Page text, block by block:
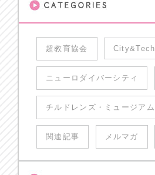
超教育協会 City&Tech
ニューロダイバーシティ
チルドレンズ・ミュージアム
関連記事 メルマガ